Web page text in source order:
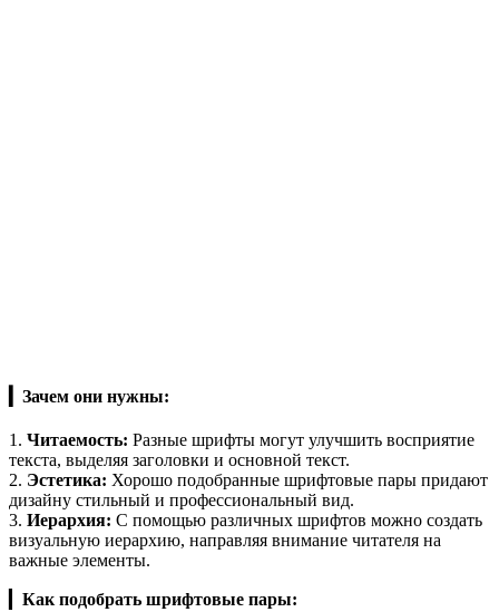
Зачем они нужны:
1. Читаемость: Разные шрифты могут улучшить восприятие
текста, выделяя заголовки и основной текст.
2. Эстетика: Хорошо подобранные шрифтовые пары придают
дизайну стильный и профессиональный вид.
3. Иерархия: С помощью различных шрифтов можно создать
визуальную иерархию, направляя внимание читателя на
важные элементы.
Как подобрать шрифтовые пары: